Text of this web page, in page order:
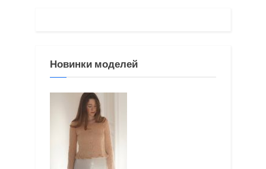
а
я
з
п
Новинки моделей